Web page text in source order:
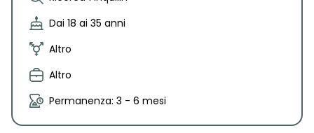
Dai 18 ai 35 anni
Altro
Altro
Permanenza: 3 - 6 mesi